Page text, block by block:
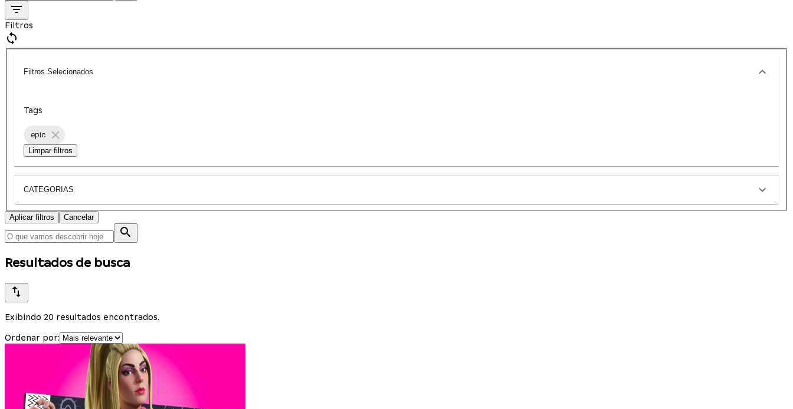
Filtros
Filtros Selecionados
Tags
epic
Limpar filtros
CATEGORIAS
Aplicar filtros Cancelar
Resultados de busca
Exibindo 20 resultados encontrados.
Ordenar por: